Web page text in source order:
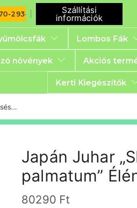
293-6792
Szállítási
információk
Lombos Fák
növények Akciós
Kerti Kiegészítők
Japán Juhar
palmatum”
80290 Ft